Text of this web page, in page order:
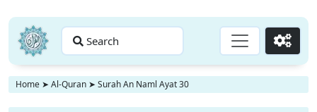
Search Go
Home ➤ Al-Quran ➤ Surah An Naml Ayat 30